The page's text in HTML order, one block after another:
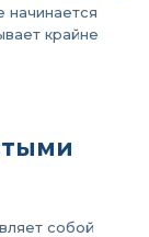
начинается
крайне
собой